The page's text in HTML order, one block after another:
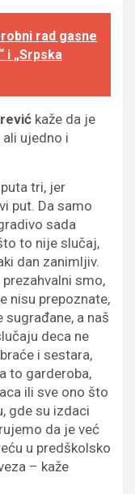
rad gasne
i „Srpska
kaže da je
ujedno i
tri, jer
put. Da samo
sada
to nije slučaj,
dan zanimljiv.
smo,
nisu prepoznate,
a naš
deca ne
i sestara,
to garderoba,
ili sve ono što
gde su izdaci
da je već
u predškolsko
– kaže